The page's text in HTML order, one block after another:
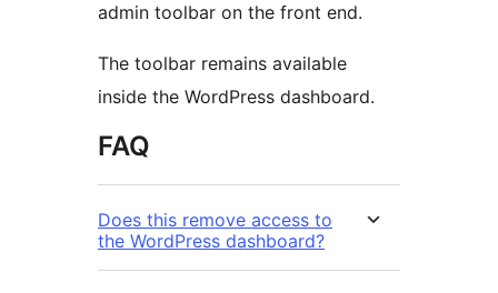
admin toolbar on the front end.
The toolbar remains available
inside the WordPress dashboard.
FAQ
Does this remove access to
the WordPress dashboard?